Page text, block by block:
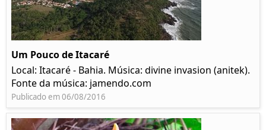
Um Pouco de Itacaré
Local: Itacaré - Bahia. Música: divine invasion (anitek).
Fonte da música: jamendo.com
Publicado em 06/08/2016